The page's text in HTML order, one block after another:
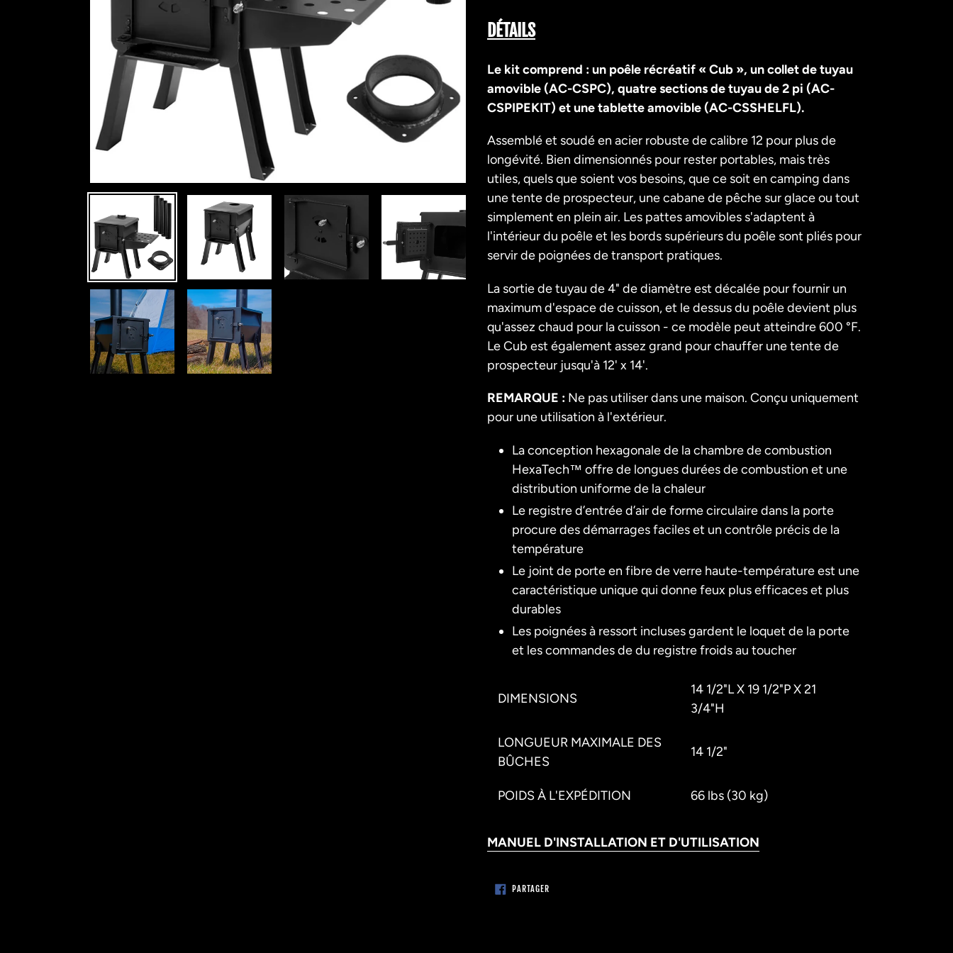
d'un
à
votre
panier
DÉTAILS
Le kit comprend : un poêle récréatif « Cub », un collet de tuyau
amovible (AC-CSPC), quatre sections de tuyau de 2 pi (AC-
CSPIPEKIT) et une tablette amovible (AC-CSSHELFL).
Assemblé et soudé en acier robuste de calibre 12 pour plus de
longévité. Bien dimensionnés pour rester portables, mais très
utiles, quels que soient vos besoins, que ce soit en camping dans
une tente de prospecteur, une cabane de pêche sur glace ou tout
simplement en plein air. Les pattes amovibles s'adaptent à
l'intérieur du poêle et les bords supérieurs du poêle sont pliés pour
servir de poignées de transport pratiques.
La sortie de tuyau de 4" de diamètre est décalée pour fournir un
maximum d'espace de cuisson, et le dessus du poêle devient plus
qu'assez chaud pour la cuisson - ce modèle peut atteindre 600 °F.
Le Cub est également assez grand pour chauffer une tente de
prospecteur jusqu'à 12' x 14'.
REMARQUE : Ne pas utiliser dans une maison. Conçu uniquement
pour une utilisation à l'extérieur.
La conception hexagonale de la chambre de combustion
HexaTech™ offre de longues durées de combustion et une
distribution uniforme de la chaleur
Le registre d’entrée d’air de forme circulaire dans la porte
procure des démarrages faciles et un contrôle précis de la
température
Le joint de porte en fibre de verre haute-température est une
caractéristique unique qui donne feux plus efficaces et plus
durables
Les poignées à ressort incluses gardent le loquet de la porte
et les commandes de du registre froids au toucher
DIMENSIONS
14 1/2"L X 19 1/2"P X 21
3/4"H
LONGUEUR MAXIMALE DES
BÛCHES
14 1/2"
POIDS À L'EXPÉDITION 66 lbs (30 kg)
MANUEL D'INSTALLATION ET D'UTILISATION
PARTAGERPARTAGER
SUR